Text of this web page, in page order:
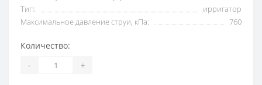
Тип:
ирригатор
Максимальное давление струи, кПа:
760
Количество:
- +